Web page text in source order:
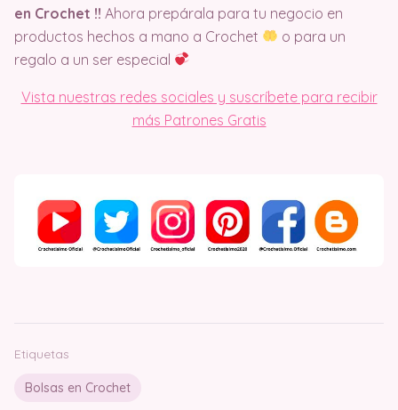
en Crochet !! Ahora prepárala para tu negocio en
productos hechos a mano a Crochet
o para un
regalo a un ser especial
Vista nuestras redes sociales y suscríbete para recibir
más Patrones Gratis
Etiquetas
Bolsas en Crochet